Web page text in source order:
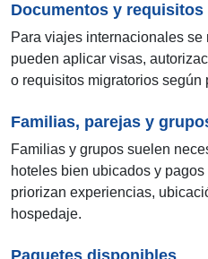
Documentos y requisitos
Para viajes internacionales
pueden aplicar visas,
o requisitos migratorios según
Familias, parejas y
Familias y grupos suelen
hoteles bien ubicados y
priorizan experiencias,
hospedaje.